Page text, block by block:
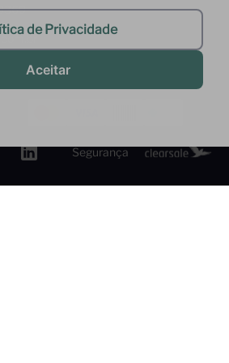
de Privacidade
Aceitar
Segurança